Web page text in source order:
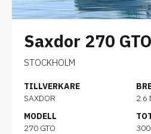
Saxdor 270 GTO
STOCKHOLM
TILLVERKARE
SAXDOR
MODELL
270 GTO
2.6